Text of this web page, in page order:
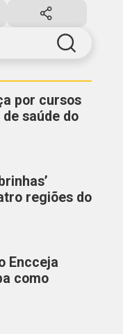
por cursos
saúde do
regiões do
Encceja
como